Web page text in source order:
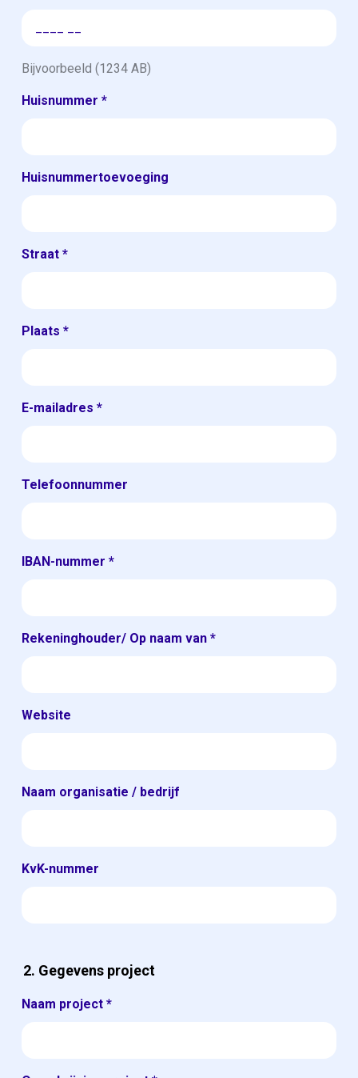
Bijvoorbeeld (1234 AB)
Huisnummer *
Huisnummertoevoeging
Straat *
Plaats *
E-mailadres *
Telefoonnummer
IBAN-nummer *
Rekeninghouder/ Op naam van *
Website
Naam organisatie / bedrijf
KvK-nummer
2. Gegevens project
Naam project *